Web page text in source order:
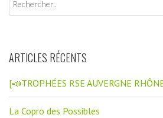
ARTICLES RÉCENTS
[📣TROPHÉES RSE AUVERGNE
La Copro des Possibles